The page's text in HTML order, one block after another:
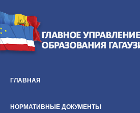
ГЛАВНАЯ
НОРМАТИВНЫЕ ДОКУМЕНТЫ